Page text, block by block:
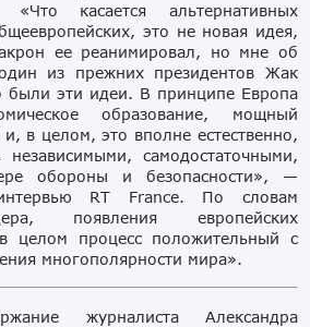
касается альтернативных
это не новая идея,
ее реанимировал, но мне об
из прежних президентов Жак
эти идеи. В принципе Европа
образование, мощный
в целом, это вполне естественно,
самодостаточными,
обороны и безопасности», —
RT France. По словам
появления европейских
целом процесс положительный с
многополярности мира».
журналиста Александра